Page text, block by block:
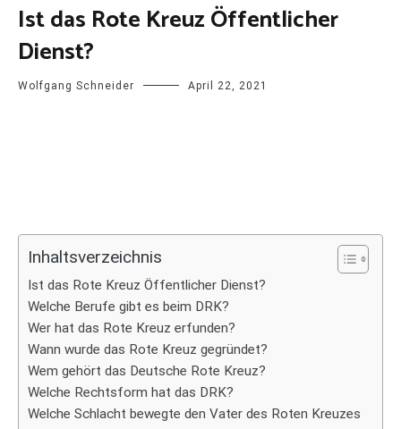
Ist das Rote Kreuz Öffentlicher
Dienst?
Wolfgang Schneider April 22, 2021
Inhaltsverzeichnis
Ist das Rote Kreuz Öffentlicher Dienst?
Welche Berufe gibt es beim DRK?
Wer hat das Rote Kreuz erfunden?
Wann wurde das Rote Kreuz gegründet?
Wem gehört das Deutsche Rote Kreuz?
Welche Rechtsform hat das DRK?
Welche Schlacht bewegte den Vater des Roten Kreuzes